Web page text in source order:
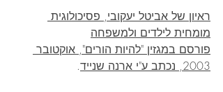
ראיון של אביטל יעקובי, פסיכולוגית
מומחית לילדים ולמשפחה
פורסם במגזין "להיות הורים", אוקטובר
2003, נכתב ע"י ארנה שנייד
.